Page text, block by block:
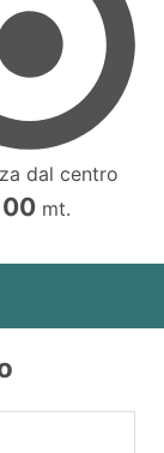
dal centro
mt.